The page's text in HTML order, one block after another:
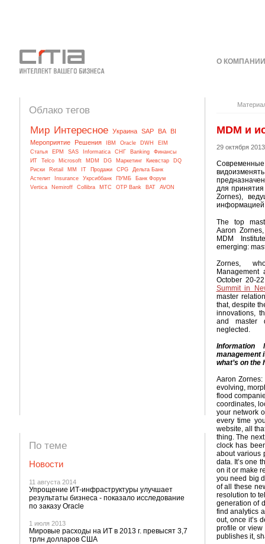
О
Облако тегов
Мир Интересное Украина SAP BA
BI
Мероприятие
Решения IBM Oracle DWH
EIM
Статья
EPM SAS Informatica СНГ Banking
Финансы
ИТ
Telco Microsoft MDM DG Маркетинг Киевстар
DQ
Риски
Retail MM IT Продажи CPG
Дельта Банк
Астелит
Insurance Укрсиббанк ПУМБ
Банк Форум
Vertica
Nemiroff Collibra МТС OTP Bank BAT AVON
По теме
Новости
11 августа 2014
Упрощение ИТ-инфраструктуры улучшает
результаты бизнеса - показало исследование
по заказу Oracle
1 июля 2013
Мировые расходы на ИТ в 2013 г. превысят 3,7
трлн долларов США
MDM и
29 октября 2013
для
Zornes),
информацией
The top
Aaron
MDM
emerging:
Zornes,
October 20-
Summit in
master
that, despite
innovations,
and master
neglected.
Information
management
what’s on the
Aaron
evolving,
flood
coordinates,
your network
every time
website, all
thing. The
clock has
about various
data. It’s one
on it or make
you need big
of all these
resolution to
generation of
find analytics
out, once it’s
profile or view
publishes it,